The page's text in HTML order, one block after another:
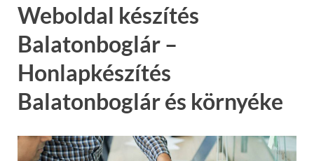
Weboldal készítés
Balatonboglár –
Honlapkészítés
Balatonboglár és környéke